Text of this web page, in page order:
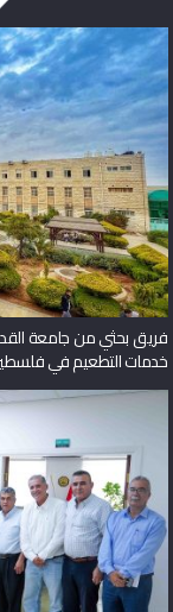
فريق بحثي من جامعة
خدمات التطعيم في